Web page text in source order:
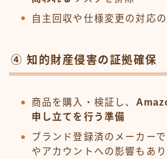
自主回収や仕様変更の対応
④ 知的財産侵害の証拠確保
商品を購入・検証し、
申し立てを行う準備
ブランド登録済のメーカー
やアカウントへの影響もあ